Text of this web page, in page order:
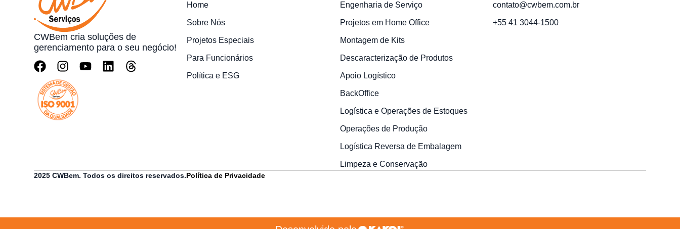
CWBem cria soluções de
gerenciamento para o seu negócio!
Home
Sobre Nós
Projetos Especiais
Para Funcionários
Política e ESG
Engenharia de Serviço
Projetos em Home Office
Montagem de Kits
Descaracterização de Produtos
Apoio Logístico
BackOffice
Logística e Operações de Estoques
Operações de Produção
Logística Reversa de Embalagem
Limpeza e Conservação
contato@cwbem.com.br
+55 41 3044-1500
2025 CWBem. Todos os direitos reservados.Política de Privacidade